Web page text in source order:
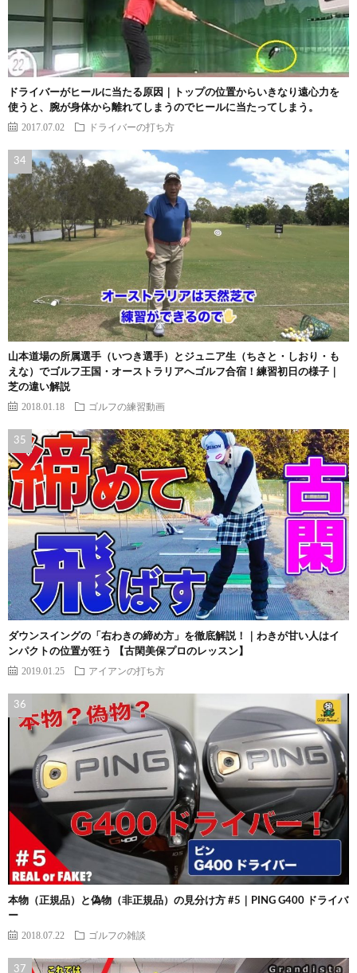
ドライバーがヒールに当たる原因｜トップの位置からいきなり遠心力を
使うと、腕が身体から離れてしまうのでヒールに当たってしまう。
2017.07.02 ドライバーの打ち方
山本道場の所属選手（いつき選手）とジュニア生（ちさと・しおり・も
えな）でゴルフ王国・オーストラリアへゴルフ合宿！練習初日の様子｜
芝の違い解説
2018.01.18 ゴルフの練習動画
ダウンスイングの「右わきの締め方」を徹底解説！｜わきが甘い人はイ
ンパクトの位置が狂う 【古閑美保プロのレッスン】
2019.01.25 アイアンの打ち方
本物（正規品）と偽物（非正規品）の見分け方 #5｜PING G400 ドライバ
ー
2018.07.22 ゴルフの雑談